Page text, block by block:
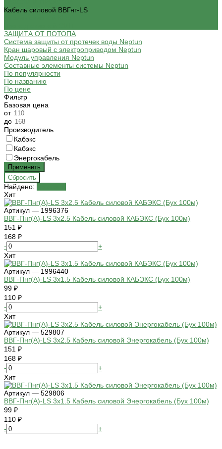
Кабель силовой ВВГнг-LS
ЗАЩИТА ОТ ПОТОПА
Система защиты от протечек воды Neptun
Кран шаровый с электроприводом Neptun
Модуль управления Neptun
Составные элементы системы Neptun
По популярности
По названию
По цене
Фильтр
Базовая цена
от
до
Производитель
Кабэкс
Кабэкс
Энергокабель
Найдено:
Хит
Артикул — 1996376
ВВГ-Пнг(А)-LS 3х2.5 Кабель силовой КАБЭКС (Бух 100м)
151 ₽
168 ₽
-
+
Хит
Артикул — 1996440
ВВГ-Пнг(А)-LS 3х1.5 Кабель силовой КАБЭКС (Бух 100м)
99 ₽
110 ₽
-
+
Хит
Артикул — 529807
ВВГ-Пнг(А)-LS 3х2.5 Кабель силовой Энергокабель (Бух 100м)
151 ₽
168 ₽
-
+
Хит
Артикул — 529806
ВВГ-Пнг(А)-LS 3х1.5 Кабель силовой Энергокабель (Бух 100м)
99 ₽
110 ₽
-
+